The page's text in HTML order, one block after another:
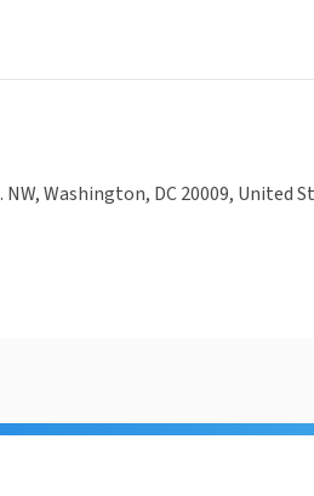
NW, Washington, DC 20009, United